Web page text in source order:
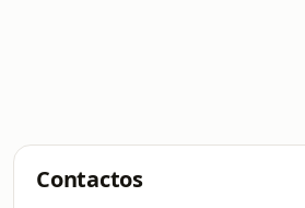
Contactos